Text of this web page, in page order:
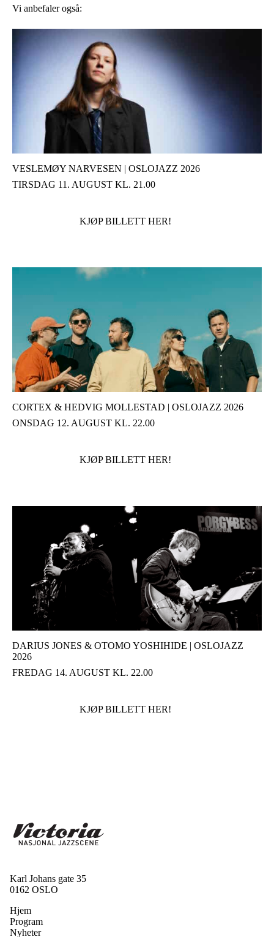
Vi anbefaler også:
VESLEMØY NARVESEN | OSLOJAZZ 2026
TIRSDAG 11. AUGUST KL. 21.00
KJØP BILLETT HER!
CORTEX & HEDVIG MOLLESTAD | OSLOJAZZ 2026
ONSDAG 12. AUGUST KL. 22.00
KJØP BILLETT HER!
DARIUS JONES & OTOMO YOSHIHIDE | OSLOJAZZ
2026
FREDAG 14. AUGUST KL. 22.00
KJØP BILLETT HER!
Karl Johans gate 35
0162 OSLO
Hjem
Program
Nyheter